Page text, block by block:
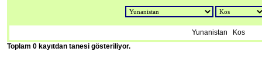
Yunanistan Kos
Toplam 0 kayıtdan tanesi gösteriliyor.